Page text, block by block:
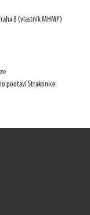
8 (vlastník MHMP)
pootaví Strakonice.